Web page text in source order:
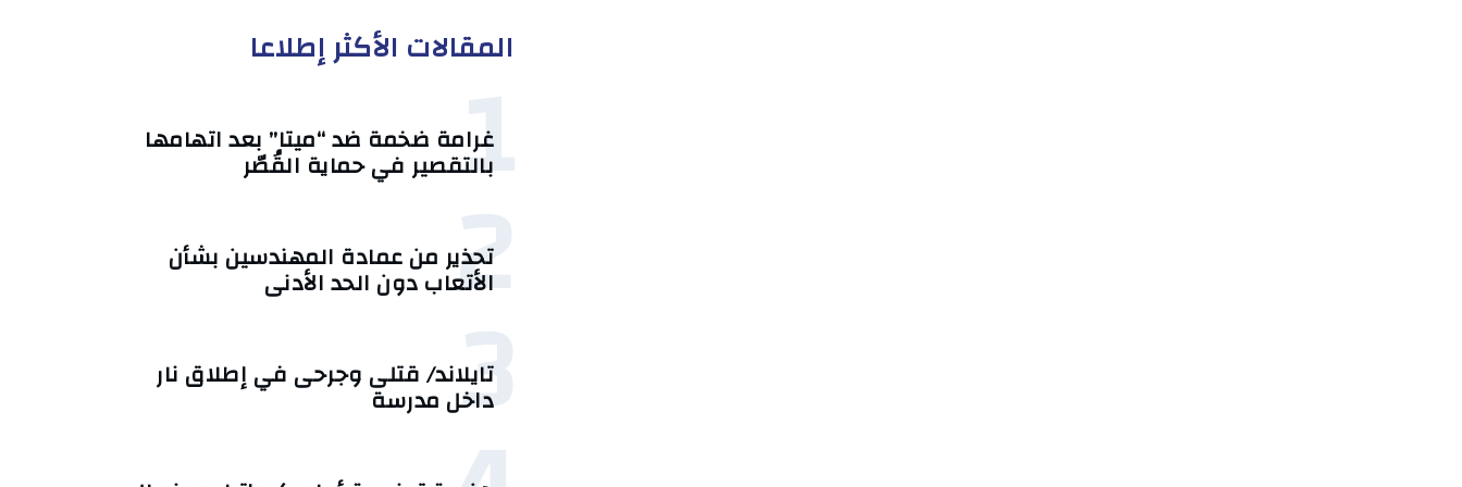
المقالات الأكثر إطلاعا
1
غرامة ضخمة ضد “ميتا” بعد اتهامها
بالتقصير في حماية القُصّر
2
تحذير من عمادة المهندسين بشأن
الأتعاب دون الحد الأدنى
3
تايلاند/ قتلى وجرحى في إطلاق نار
داخل مدرسة